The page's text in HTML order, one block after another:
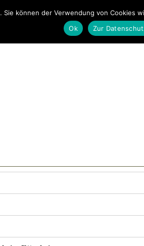
Sie können der Verwendung von Cookies
Ok
Zur